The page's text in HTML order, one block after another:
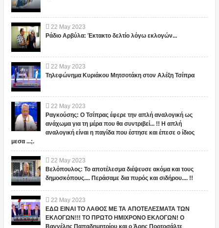
22 May 2023
Ράδιο Αρβύλα: Έκτακτο δελτίο λόγω εκλογών...
22 May 2023
Τηλεφώνημα Κυριάκου Μητσοτάκη στον Αλέξη Τσίπρα
22 May 2023
Ραγκούσης: Ο Τσίπρας έφερε την απλή αναλογική ως
ανάχωμα για τη μέρα που θα συντριβεί... !! Η απλή
αναλογική είναι η παγίδα που έστησε και έπεσε ο ίδιος
μεσα ...;.
22 May 2023
Βελόπουλος: Το αποτέλεσμα διέψευσε ακόμα και τους
δημοσκόπους.... Περάσαμε δια πυρός και σιδήρου.... !!
22 May 2023
ΕΔΩ ΕΙΝΑΙ ΤΟ ΛΑΘΟΣ ΜΕ ΤΑ ΑΠΟΤΕΛΕΣΜΑΤΑ ΤΩΝ
ΕΚΛΟΓΩΝ!!! ΤΟ ΠΡΩΤΟ ΗΜΙΧΡΟΝΟ ΕΚΛΟΓΩΝ! Ο
Βαγγέλης Παπαδημητρίου και ο Άρης Πορτοσάλτε